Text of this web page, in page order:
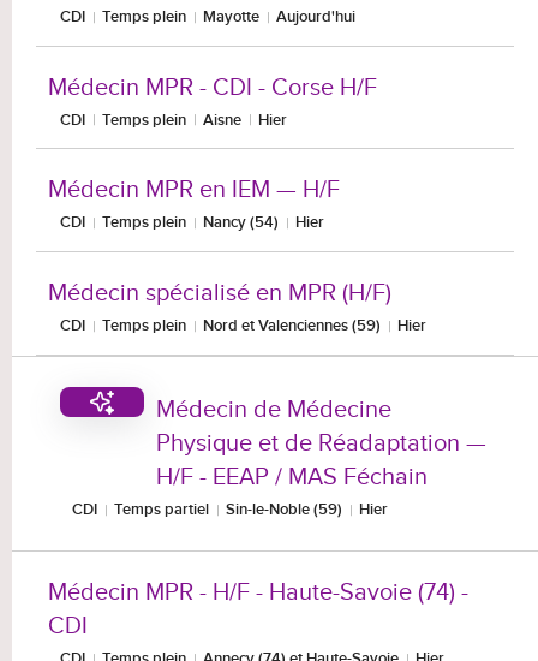
CDI Temps plein Mayotte Aujourd'hui
Médecin MPR - CDI - Corse H/F
CDI Temps plein Aisne Hier
Médecin MPR en IEM — H/F
CDI Temps plein Nancy (54) Hier
Médecin spécialisé en MPR (H/F)
CDI Temps plein Nord et Valenciennes (59) Hier
Médecin de Médecine
Physique et de Réadaptation —
H/F - EEAP / MAS Féchain
CDI Temps partiel Sin-le-Noble (59) Hier
Médecin MPR - H/F - Haute-Savoie (74) -
CDI